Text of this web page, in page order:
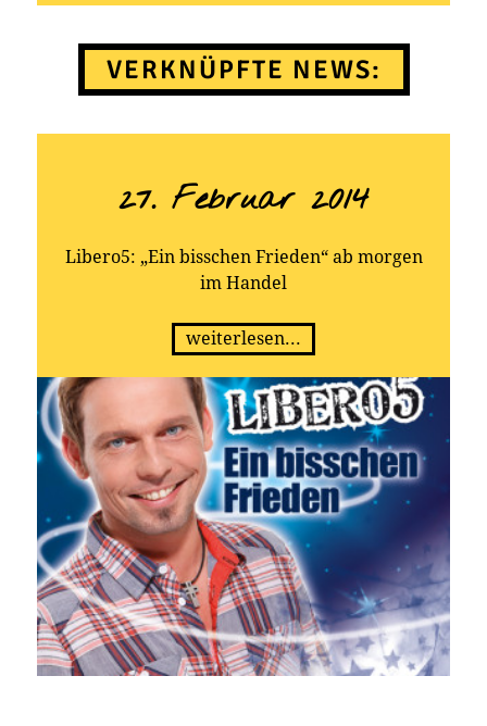
VERKNÜPFTE NEWS:
27. Februar 2014
Libero5: „Ein bisschen Frieden“ ab morgen
im Handel
weiterlesen...